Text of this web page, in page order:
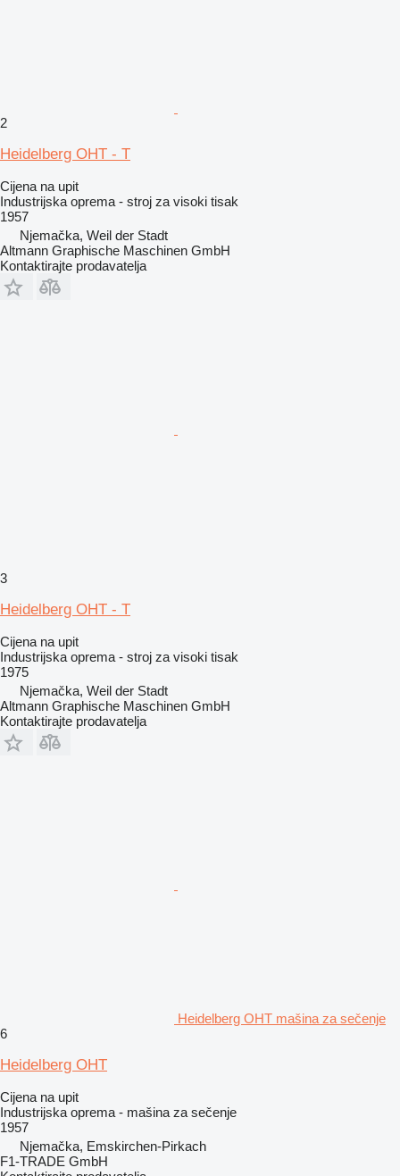
2
Heidelberg OHT - T
Cijena na upit
Industrijska oprema - stroj za visoki tisak
1957
Njemačka, Weil der Stadt
Altmann Graphische Maschinen GmbH
Kontaktirajte prodavatelja
3
Heidelberg OHT - T
Cijena na upit
Industrijska oprema - stroj za visoki tisak
1975
Njemačka, Weil der Stadt
Altmann Graphische Maschinen GmbH
Kontaktirajte prodavatelja
Heidelberg OHT mašina za sečenje
6
Heidelberg OHT
Cijena na upit
Industrijska oprema - mašina za sečenje
1957
Njemačka, Emskirchen-Pirkach
F1-TRADE GmbH